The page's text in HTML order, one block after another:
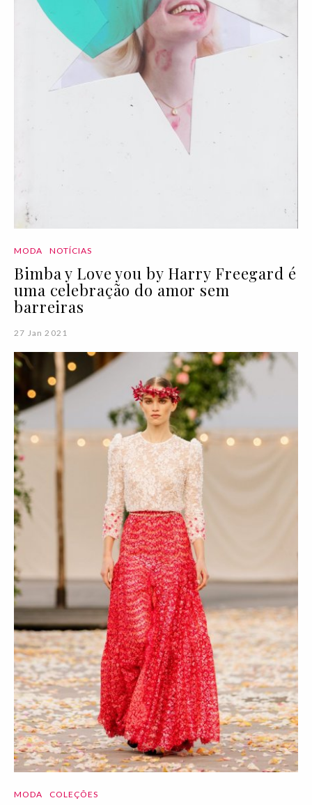
MODA NOTÍCIAS
Bimba y Love you by Harry Freegard é
uma celebração do amor sem
barreiras
27 Jan 2021
MODA COLEÇÕES